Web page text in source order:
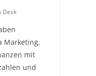
Desk
Marketing,
mit
und